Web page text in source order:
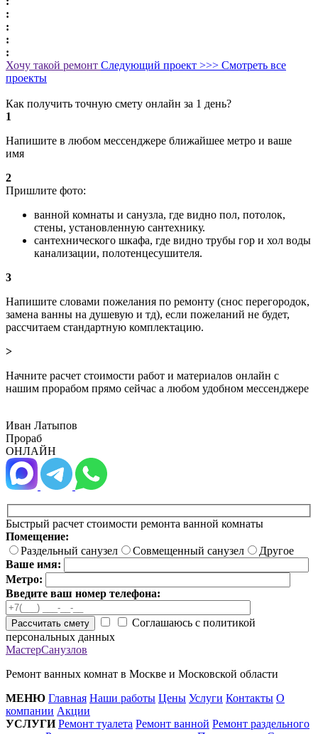
:
:
:
:
Хочу такой ремонт Следующий проект >>> Смотреть все
проекты
Как получить точную смету онлайн за 1 день?
1
Напишите в любом мессенджере ближайшее метро и ваше
имя
2
Пришлите фото:
ванной комнаты и санузла, где видно пол, потолок,
стены, установленную сантехнику.
сантехнического шкафа, где видно трубы гор и хол воды
канализации, полотенцесушителя.
3
Напишите словами пожелания по ремонту (снос перегородок,
замена ванны на душевую и тд), если пожеланий не будет,
рассчитаем стандартную комплектацию.
>
Начните расчет стоимости работ и материалов онлайн с
нашим прорабом прямо сейчас а любом удобном мессенджере
Иван Латыпов
Прораб
ОНЛАЙН
Быстрый расчет стоимости ремонта ванной комнаты
Помещение:
Раздельный санузел
Совмещенный санузел
Другое
Ваше имя:
Метро:
Введите ваш номер телефона:
Рассчитать смету
Соглашаюсь с политикой
персональных данных
МастерСанузлов
Ремонт ванных комнат в Москве и Московской области
МЕНЮ Главная Наши работы Цены Услуги Контакты О
компании Акции
УСЛУГИ Ремонт туалета Ремонт ванной Ремонт раздельного